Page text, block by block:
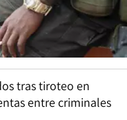
tras tiroteo en
entre criminales